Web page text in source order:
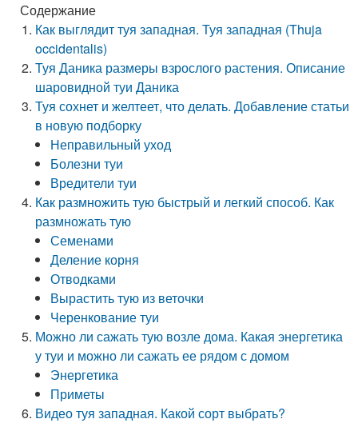
Содержание
Как выглядит туя западная. Туя западная (Thuja
occidentalis)
Туя Даника размеры взрослого растения. Описание
шаровидной туи Даника
Туя сохнет и желтеет, что делать. Добавление статьи
в новую подборку
Неправильный уход
Болезни туи
Вредители туи
Как размножить тую быстрый и легкий способ. Как
размножать тую
Семенами
Деление корня
Отводками
Вырастить тую из веточки
Черенкование туи
Можно ли сажать тую возле дома. Какая энергетика
у туи и можно ли сажать ее рядом с домом
Энергетика
Приметы
Видео туя западная. Какой сорт выбрать?